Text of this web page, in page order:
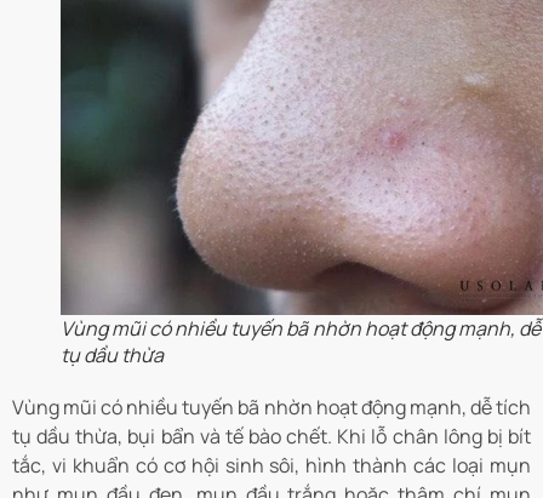
Vùng mũi có nhiều tuyến bã nhờn hoạt động mạnh,
tụ dầu thừa
Vùng mũi có nhiều tuyến bã nhờn hoạt động mạnh, dễ tích
tụ dầu thừa, bụi bẩn và tế bào chết. Khi lỗ chân lông bị bít
tắc, vi khuẩn có cơ hội sinh sôi, hình thành các loại mụn